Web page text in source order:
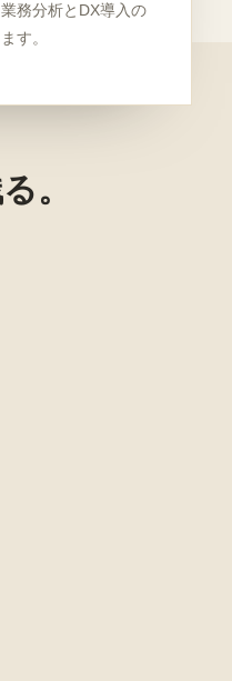
務分析とDX導入の
す。
。